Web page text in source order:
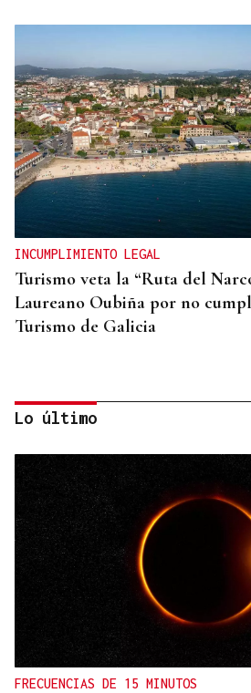
INCUMPLIMIENTO LEGAL
Turismo veta la “Ruta del
Laureano Oubiña por no
Turismo de Galicia
PLANIFICAR CON ANTELACIÓN
Las compañías de autobuses
adelantar los desplazamientos
saturaciones el día del eclipse
Lo último
FRECUENCIAS DE 15 MINUTOS